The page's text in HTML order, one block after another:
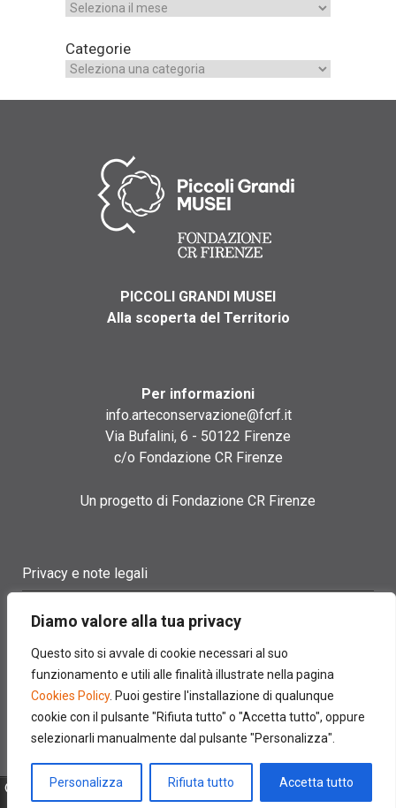
Diamo valore alla tua privacy
Questo sito si avvale di cookie necessari al suo
funzionamento e utili alle finalità illustrate nella pagina
Cookies Policy. Puoi gestire l'installazione di qualunque
cookie con il pulsante "Rifiuta tutto" o "Accetta tutto", oppure
selezionarli manualmente dal pulsante "Personalizza".
Personalizza Rifiuta tutto Accetta tutto
Categorie
PICCOLI GRANDI MUSEI
Alla scoperta del Territorio
Per informazioni
info.arteconservazione@fcrf.it
Via Bufalini, 6 - 50122 Firenze
c/o Fondazione CR Firenze
Un progetto di Fondazione CR Firenze
Privacy e note legali
Cookie policy
Contatti
© 2022 FONDAZIONE CASSA DI RISPARMIO DI FIRENZE - CF